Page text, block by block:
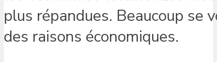
plus répandues. Beaucoup
des raisons économiques.